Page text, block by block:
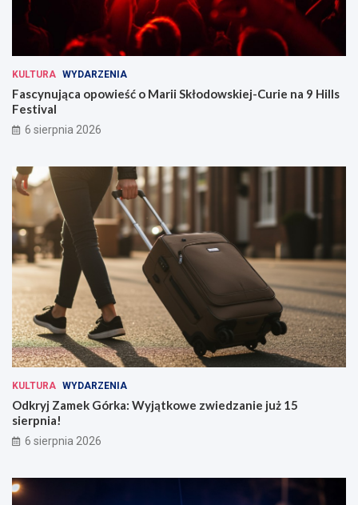
KULTURA WYDARZENIA
Fascynująca opowieść o Marii Skłodowskiej-Curie na 9 Hills
Festival
6 sierpnia 2026
KULTURA WYDARZENIA
Odkryj Zamek Górka: Wyjątkowe zwiedzanie już 15
sierpnia!
6 sierpnia 2026